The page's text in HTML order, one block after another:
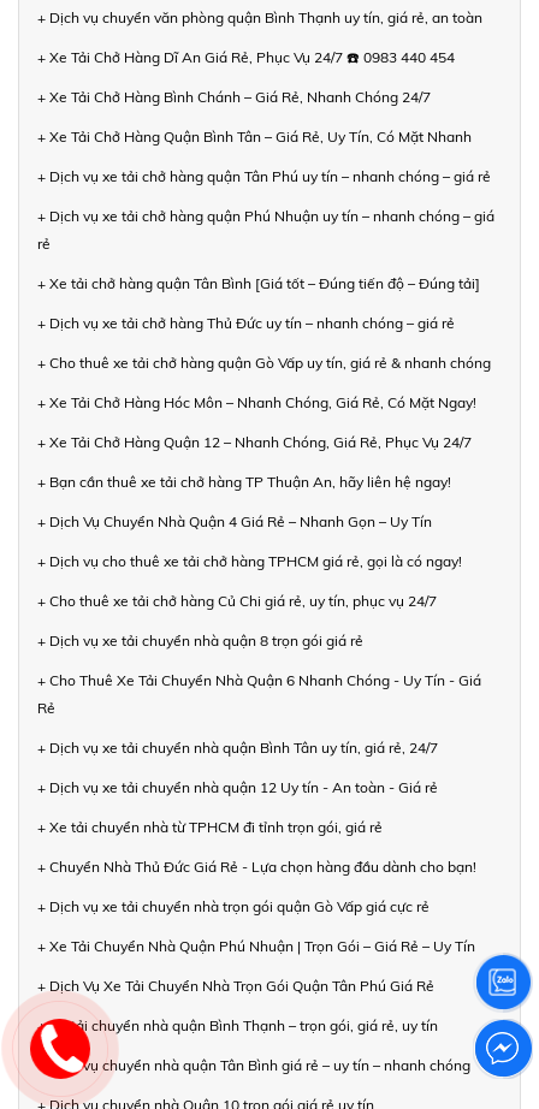
+ Dịch vụ chuyển văn phòng quận Bình Thạnh uy tín, giá rẻ, an toàn
+ Xe Tải Chở Hàng Dĩ An Giá Rẻ, Phục Vụ 24/7 ☎️ 0983 440 454
+ Xe Tải Chở Hàng Bình Chánh – Giá Rẻ, Nhanh Chóng 24/7
+ Xe Tải Chở Hàng Quận Bình Tân – Giá Rẻ, Uy Tín, Có Mặt Nhanh
+ Dịch vụ xe tải chở hàng quận Tân Phú uy tín – nhanh chóng – giá rẻ
+ Dịch vụ xe tải chở hàng quận Phú Nhuận uy tín – nhanh chóng – giá
rẻ
+ Xe tải chở hàng quận Tân Bình [Giá tốt – Đúng tiến độ – Đúng tải]
+ Dịch vụ xe tải chở hàng Thủ Đức uy tín – nhanh chóng – giá rẻ
+ Cho thuê xe tải chở hàng quận Gò Vấp uy tín, giá rẻ & nhanh chóng
+ Xe Tải Chở Hàng Hóc Môn – Nhanh Chóng, Giá Rẻ, Có Mặt Ngay!
+ Xe Tải Chở Hàng Quận 12 – Nhanh Chóng, Giá Rẻ, Phục Vụ 24/7
+ Bạn cần thuê xe tải chở hàng TP Thuận An, hãy liên hệ ngay!
+ Dịch Vụ Chuyển Nhà Quận 4 Giá Rẻ – Nhanh Gọn – Uy Tín
+ Dịch vụ cho thuê xe tải chở hàng TPHCM giá rẻ, gọi là có ngay!
+ Cho thuê xe tải chở hàng Củ Chi giá rẻ, uy tín, phục vụ 24/7
+ Dịch vụ xe tải chuyển nhà quận 8 trọn gói giá rẻ
+ Cho Thuê Xe Tải Chuyển Nhà Quận 6 Nhanh Chóng - Uy Tín - Giá
Rẻ
+ Dịch vụ xe tải chuyển nhà quận Bình Tân uy tín, giá rẻ, 24/7
+ Dịch vụ xe tải chuyển nhà quận 12 Uy tín - An toàn - Giá rẻ
+ Xe tải chuyển nhà từ TPHCM đi tỉnh trọn gói, giá rẻ
+ Chuyển Nhà Thủ Đức Giá Rẻ - Lựa chọn hàng đầu dành cho bạn!
+ Dịch vụ xe tải chuyển nhà trọn gói quận Gò Vấp giá cực rẻ
+ Xe Tải Chuyển Nhà Quận Phú Nhuận | Trọn Gói – Giá Rẻ – Uy Tín
+ Dịch Vụ Xe Tải Chuyển Nhà Trọn Gói Quận Tân Phú Giá Rẻ
+ Xe tải chuyển nhà quận Bình Thạnh – trọn gói, giá rẻ, uy tín
+ Dịch vụ chuyển nhà quận Tân Bình giá rẻ – uy tín – nhanh chóng
+ Dịch vụ chuyển nhà Quận 10 trọn gói giá rẻ uy tín